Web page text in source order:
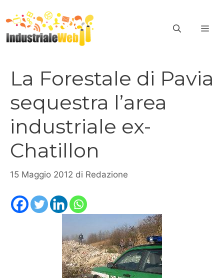
al
contenuto
La Forestale di Pavia
sequestra l’area
industriale ex-
Chatillon
15 Maggio 2012 di Redazione